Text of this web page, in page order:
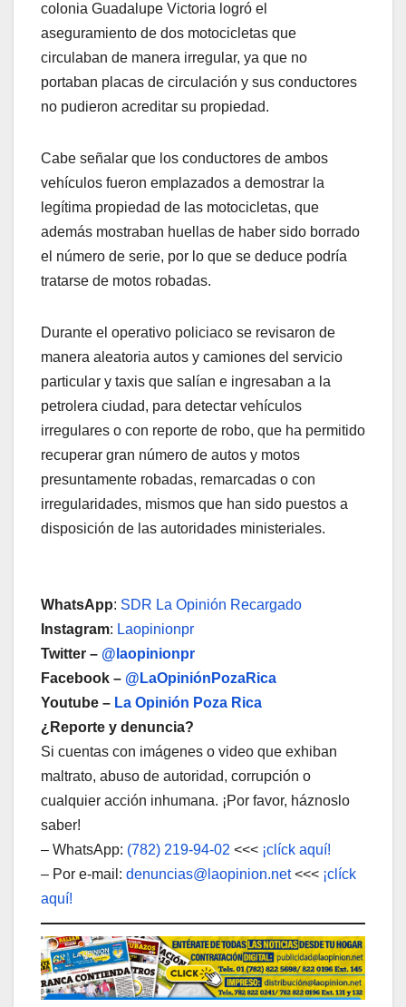
colonia Guadalupe Victoria logró el
aseguramiento de dos motocicletas que
circulaban de manera irregular, ya que no
portaban placas de circulación y sus conductores
no pudieron acreditar su propiedad.
Cabe señalar que los conductores de ambos
vehículos fueron emplazados a demostrar la
legítima propiedad de las motocicletas, que
además mostraban huellas de haber sido borrado
el número de serie, por lo que se deduce podría
tratarse de motos robadas.
Durante el operativo policiaco se revisaron de
manera aleatoria autos y camiones del servicio
particular y taxis que salían e ingresaban a la
petrolera ciudad, para detectar vehículos
irregulares o con reporte de robo, que ha permitido
recuperar gran número de autos y motos
presuntamente robadas, remarcadas o con
irregularidades, mismos que han sido puestos a
disposición de las autoridades ministeriales.
WhatsApp: SDR La Opinión Recargado
Instagram: Laopinionpr
Twitter – @laopinionpr
Facebook – @LaOpiniónPozaRica
Youtube – La Opinión Poza Rica
¿Reporte y denuncia?
Si cuentas con imágenes o video que exhiban
maltrato, abuso de autoridad, corrupción o
cualquier acción inhumana. ¡Por favor, háznoslo
saber!
– WhatsApp: (782) 219-94-02 <<< ¡clíck aquí!
– Por e-mail: denuncias@laopinion.net<<< ¡clíck
aquí!